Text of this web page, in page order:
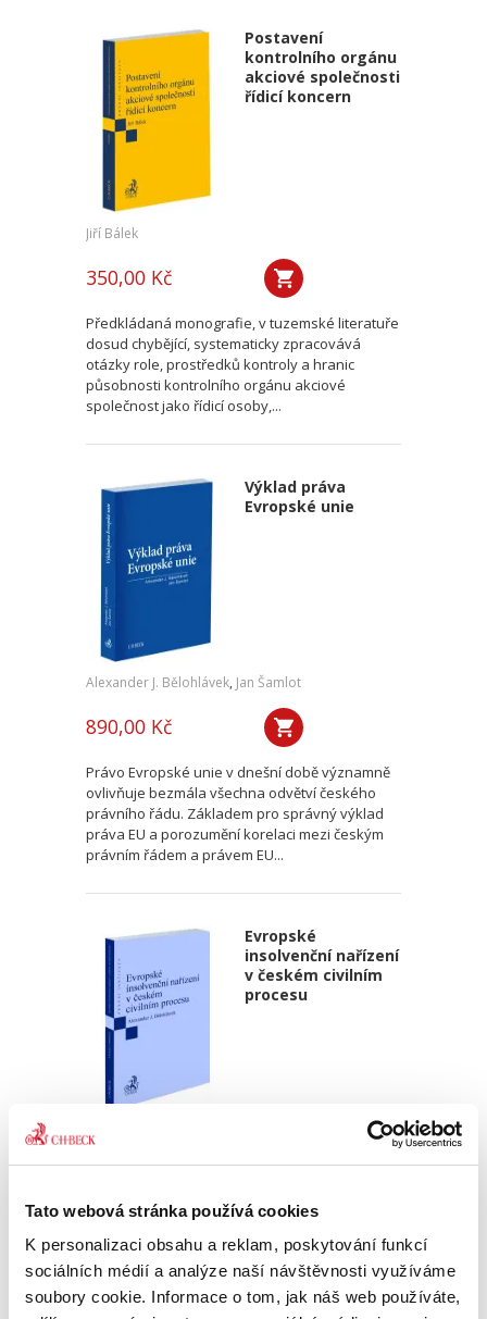
Tato webová stránka používá cookies
K personalizaci obsahu a reklam, poskytování funkcí
sociálních médií a analýze naší návštěvnosti využíváme
soubory cookie. Informace o tom, jak náš web používáte,
Postavení
kontrolního orgánu
akciové společnosti
řídicí koncern
Jiří Bálek
350,00 Kč
Předkládaná monografie, v tuzemské literatuře
dosud chybějící, systematicky zpracovává
otázky role, prostředků kontroly a hranic
působnosti kontrolního orgánu akciové
společnost jako řídicí osoby,...
Výklad práva
Evropské unie
Alexander J. Bělohlávek, Jan Šamlot
890,00 Kč
Právo Evropské unie v dnešní době významně
ovlivňuje bezmála všechna odvětví českého
právního řádu. Základem pro správný výklad
práva EU a porozumění korelaci mezi českým
právním řádem a právem EU...
Evropské
insolvenční nařízení
v českém civilním
procesu
Alexander J. Bělohlávek
Publikace navazuje na druhé vydání autorova
podrobného komentáře k Nařízení 2015/848 o
insolvenčním řízení, který vyšel v české verzi u
C. H. Beck v roce 2020. Zmíněný komentář byl
zpracován v...